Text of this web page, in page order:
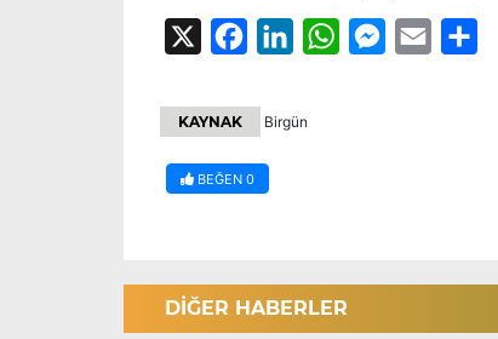
FacebookLinkedInWhatsAppMessenger
Email
KAYNAK Birgün
BEĞEN 0
DİĞER HABERLER